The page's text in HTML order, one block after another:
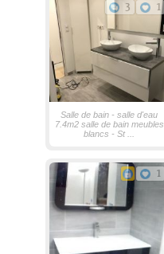
3 1
Salle de bain - salle d'eau
7.4m2 salle de bain meubles
blancs - St ...
1